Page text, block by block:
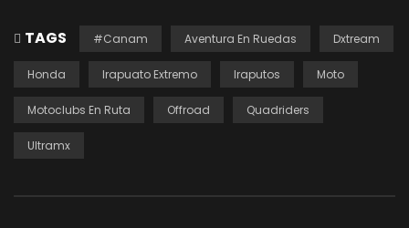
TAGS #Canam Aventura En Ruedas Dxtream
Honda Irapuato Extremo Iraputos Moto
Motoclubs En Ruta Offroad Quadriders
Ultramx